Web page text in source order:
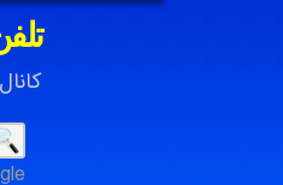
021-88 533